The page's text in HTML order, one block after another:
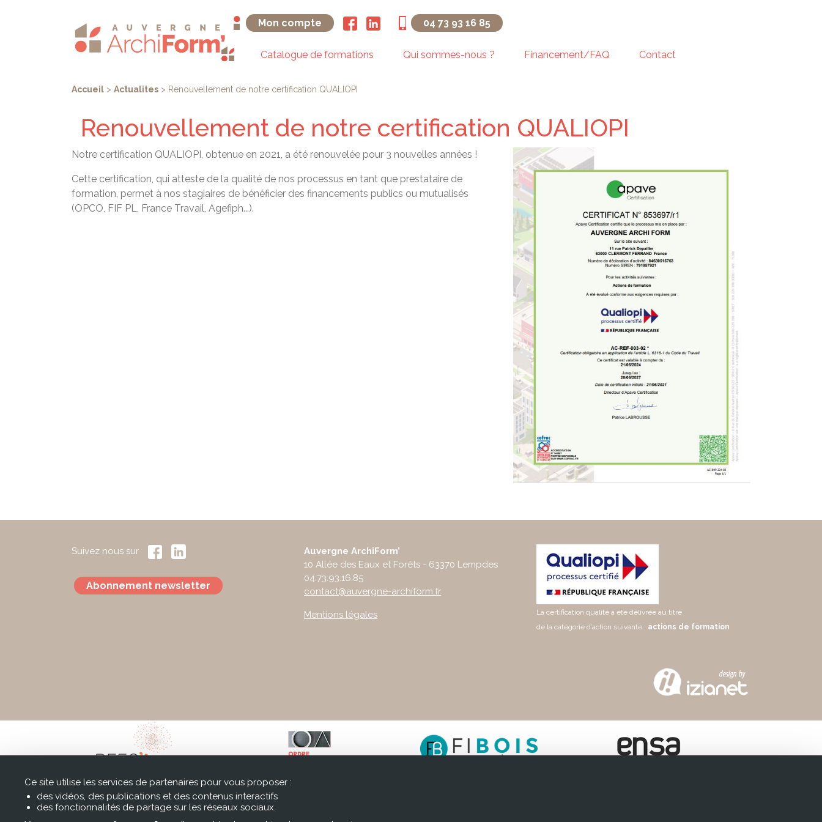
Mon compte 04 73 93 16 85
Catalogue de formations Qui sommes-nous ? Financement/FAQ Contact
You
here
Accueil > Actualites > Renouvellement de notre certification QUALIOPI
Renouvellement de notre certification QUALIOPI
Notre certification QUALIOPI, obtenue en 2021, a été renouvelée pour 3 nouvelles années !
Cette certification, qui atteste de la qualité de nos processus en tant que prestataire de
formation, permet à nos stagiaires de bénéficier des financements publics ou mutualisés
(OPCO, FIF PL, France Travail, Agefiph...).
Suivez nous sur
Abonnement newsletter
Auvergne ArchiForm’
10 Allée des Eaux et Forêts - 63370 Lempdes
04.73.93.16.85
contact@auvergne-archiform.fr
Mentions légales
La certification qualité a été délivrée au titre
de la catégorie d’action suivante : actions de formation
Ce site utilise les services de partenaires pour vous proposer :
des vidéos, des publications et des contenus interactifs
des fonctionnalités de partage sur les réseaux sociaux.